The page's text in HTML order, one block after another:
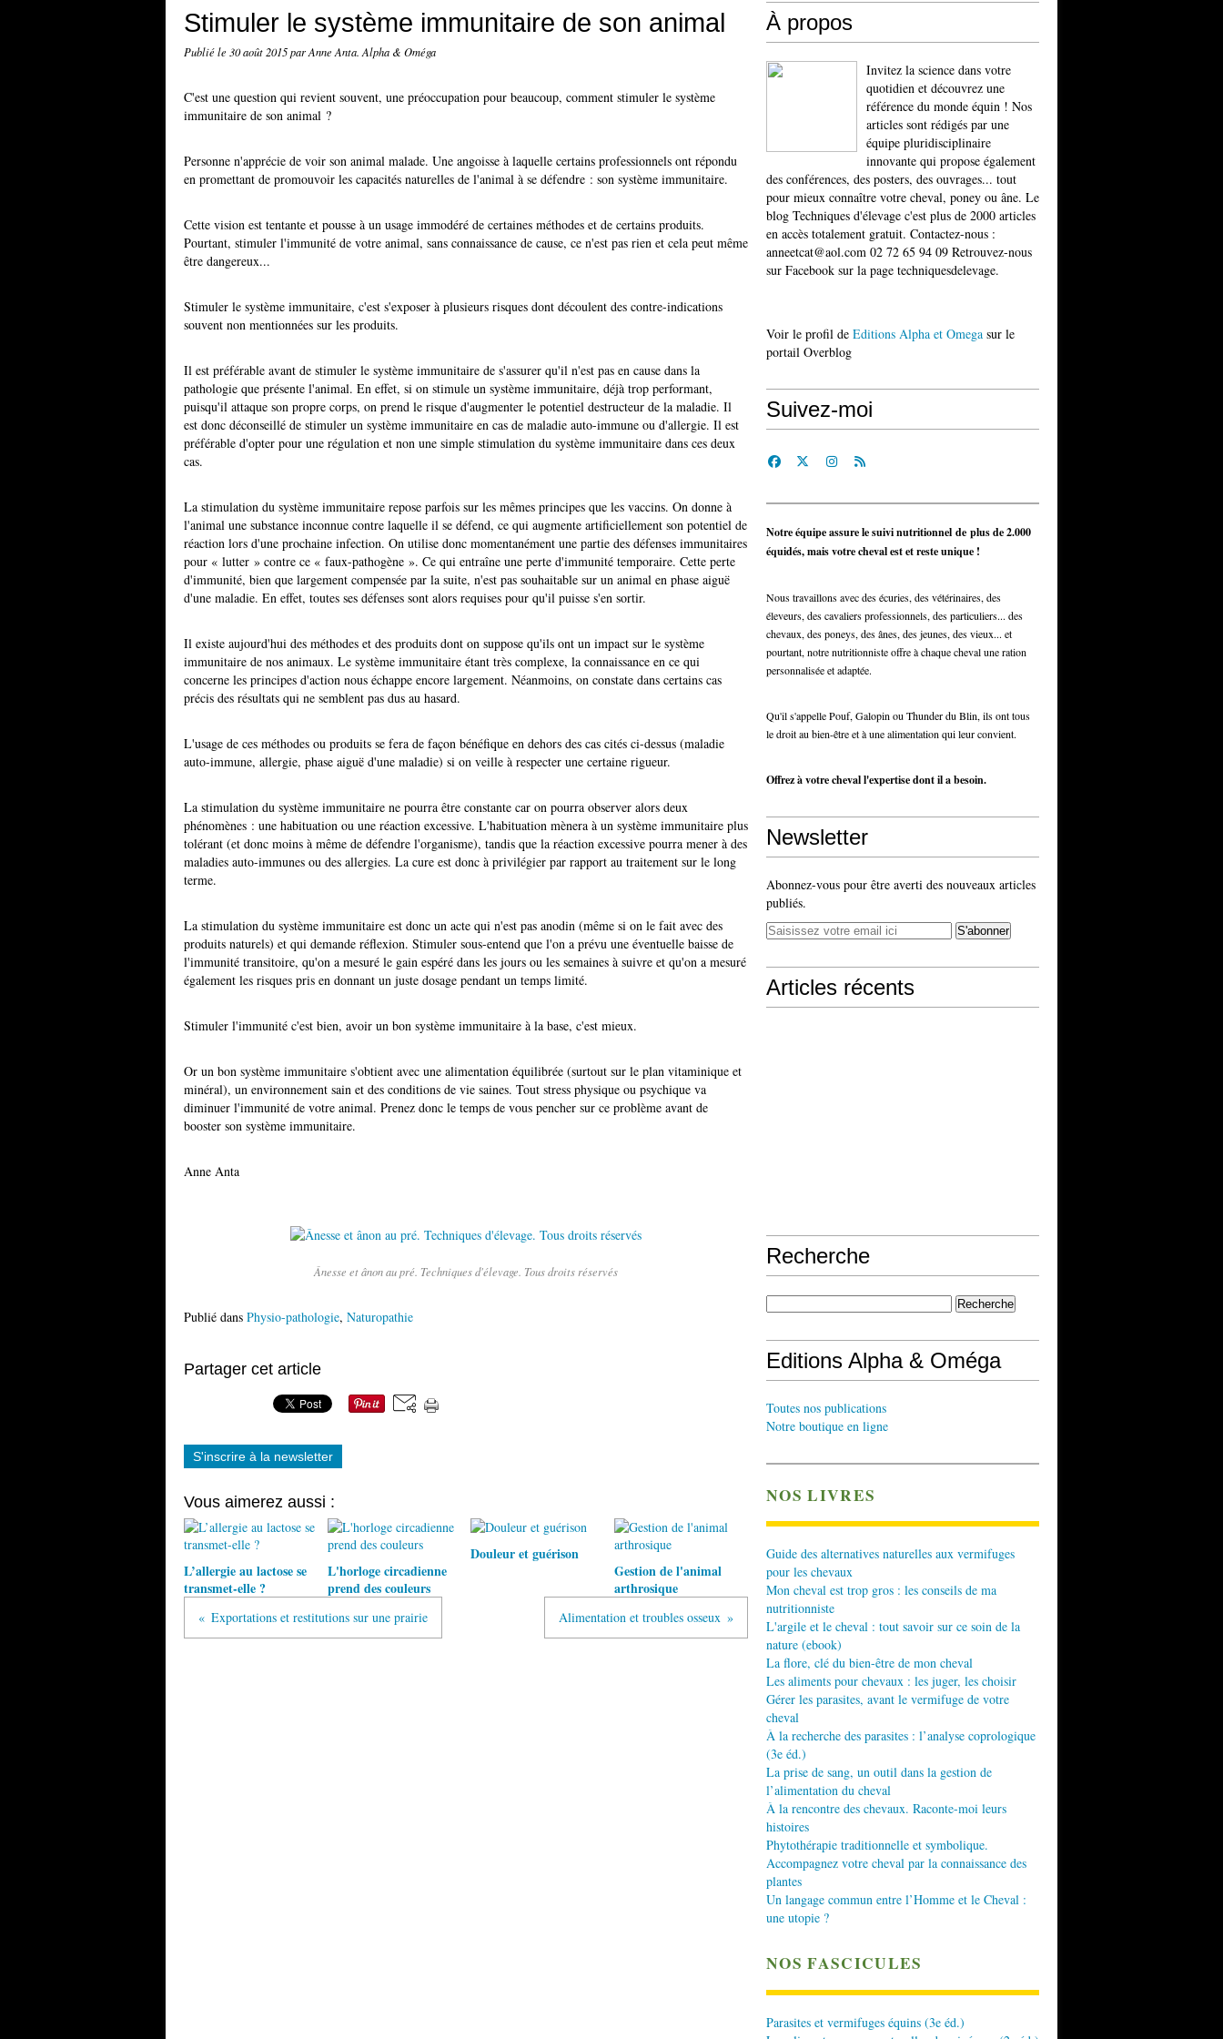
Stimuler le système immunitaire de son animal
Publié le 30 août 2015par Anne Anta. Alpha & Oméga
C'est une question qui revient souvent, une préoccupation pour beaucoup, comment stimuler le système
immunitaire de son animal ?
Personne n'apprécie de voir son animal malade. Une angoisse à laquelle certains professionnels ont répondu
en promettant de promouvoir les capacités naturelles de l'animal à se défendre : son système immunitaire.
Cette vision est tentante et pousse à un usage immodéré de certaines méthodes et de certains produits.
Pourtant, stimuler l'immunité de votre animal, sans connaissance de cause, ce n'est pas rien et cela peut même
être dangereux...
Stimuler le système immunitaire, c'est s'exposer à plusieurs risques dont découlent des contre-indications
souvent non mentionnées sur les produits.
Il est préférable avant de stimuler le système immunitaire de s'assurer qu'il n'est pas en cause dans la
pathologie que présente l'animal. En effet, si on stimule un système immunitaire, déjà trop performant,
puisqu'il attaque son propre corps, on prend le risque d'augmenter le potentiel destructeur de la maladie. Il
est donc déconseillé de stimuler un système immunitaire en cas de maladie auto-immune ou d'allergie. Il est
préférable d'opter pour une régulation et non une simple stimulation du système immunitaire dans ces deux
cas.
La stimulation du système immunitaire repose parfois sur les mêmes principes que les vaccins. On donne à
l'animal une substance inconnue contre laquelle il se défend, ce qui augmente artificiellement son potentiel de
réaction lors d'une prochaine infection. On utilise donc momentanément une partie des défenses immunitaires
pour « lutter » contre ce « faux-pathogène ». Ce qui entraîne une perte d'immunité temporaire. Cette perte
d'immunité, bien que largement compensée par la suite, n'est pas souhaitable sur un animal en phase aiguë
d'une maladie. En effet, toutes ses défenses sont alors requises pour qu'il puisse s'en sortir.
Il existe aujourd'hui des méthodes et des produits dont on suppose qu'ils ont un impact sur le système
immunitaire de nos animaux. Le système immunitaire étant très complexe, la connaissance en ce qui
concerne les principes d'action nous échappe encore largement. Néanmoins, on constate dans certains cas
précis des résultats qui ne semblent pas dus au hasard.
L'usage de ces méthodes ou produits se fera de façon bénéfique en dehors des cas cités ci-dessus (maladie
auto-immune, allergie, phase aiguë d'une maladie) si on veille à respecter une certaine rigueur.
La stimulation du système immunitaire ne pourra être constante car on pourra observer alors deux
phénomènes : une habituation ou une réaction excessive. L'habituation mènera à un système immunitaire plus
tolérant (et donc moins à même de défendre l'organisme), tandis que la réaction excessive pourra mener à des
maladies auto-immunes ou des allergies. La cure est donc à privilégier par rapport au traitement sur le long
terme.
La stimulation du système immunitaire est donc un acte qui n'est pas anodin (même si on le fait avec des
produits naturels) et qui demande réflexion. Stimuler sous-entend que l'on a prévu une éventuelle baisse de
l'immunité transitoire, qu'on a mesuré le gain espéré dans les jours ou les semaines à suivre et qu'on a mesuré
également les risques pris en donnant un juste dosage pendant un temps limité.
Stimuler l'immunité c'est bien, avoir un bon système immunitaire à la base, c'est mieux.
Or un bon système immunitaire s'obtient avec une alimentation équilibrée (surtout sur le plan vitaminique et
minéral), un environnement sain et des conditions de vie saines. Tout stress physique ou psychique va
diminuer l'immunité de votre animal. Prenez donc le temps de vous pencher sur ce problème avant de
booster son système immunitaire.
Anne Anta
Ânesse et ânon au pré. Techniques d'élevage. Tous droits réservés
Publié dans Physio-pathologie, Naturopathie
Partager cet article
S'inscrire à la newsletter
Vous aimerez aussi :
L’allergie au lactose se
transmet-elle ?
L'horloge circadienne
prend des couleurs
Douleur et guérison
Gestion de l'animal
arthrosique
Exportations et restitutions sur une prairie Alimentation et troubles osseux
À propos
Invitez la science dans votre
quotidien et découvrez une
référence du monde équin ! Nos
articles sont rédigés par une
équipe pluridisciplinaire
innovante qui propose également
des conférences, des posters, des ouvrages... tout
pour mieux connaître votre cheval, poney ou âne. Le
blog Techniques d'élevage c'est plus de 2000 articles
en accès totalement gratuit. Contactez-nous :
anneetcat@aol.com 02 72 65 94 09 Retrouvez-nous
sur Facebook sur la page techniquesdelevage.
Voir le profil de Editions Alpha et Omega sur le
portail Overblog
Suivez-moi
Notre équipe assure le suivi nutritionnel de plus de 2.000
équidés, mais votre cheval est et reste unique !
Nous travaillons avec des écuries, des vétérinaires, des
éleveurs, des cavaliers professionnels, des particuliers... des
chevaux, des poneys, des ânes, des jeunes, des vieux... et
pourtant, notre nutritionniste offre à chaque cheval une ration
personnalisée et adaptée.
Qu'il s'appelle Pouf, Galopin ou Thunder du Blin, ils ont tous
le droit au bien-être et à une alimentation qui leur convient.
Offrez à votre cheval l'expertise dont il a besoin.
Newsletter
Abonnez-vous pour être averti des nouveaux articles
publiés.
Articles récents
Recherche
Editions Alpha & Oméga
Toutes nos publications
Notre boutique en ligne
NOS LIVRES
Guide des alternatives naturelles aux vermifuges
pour les chevaux
Mon cheval est trop gros : les conseils de ma
nutritionniste
L'argile et le cheval : tout savoir sur ce soin de la
nature (ebook)
La flore, clé du bien-être de mon cheval
Les aliments pour chevaux : les juger, les choisir
Gérer les parasites, avant le vermifuge de votre
cheval
À la recherche des parasites : l’analyse coprologique
(3e éd.)
La prise de sang, un outil dans la gestion de
l’alimentation du cheval
À la rencontre des chevaux. Raconte-moi leurs
histoires
Phytothérapie traditionnelle et symbolique.
Accompagnez votre cheval par la connaissance des
plantes
Un langage commun entre l’Homme et le Cheval :
une utopie ?
NOS FASCICULES
Parasites et vermifuges équins (3e éd.)